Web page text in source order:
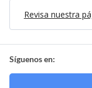
Revisa nuestra
Síguenos en: